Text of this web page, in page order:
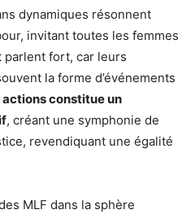
dynamiques résonnent
invitant toutes les femmes
parlent fort, car leurs
la forme d’événements
actions constitue un
, créant une symphonie de
revendiquant une égalité
MLF dans la sphère